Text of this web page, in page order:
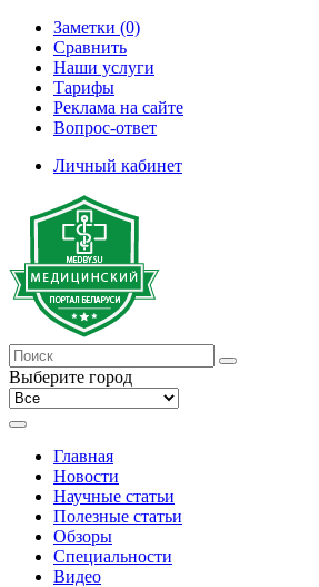
Заметки (0)
Сравнить
Наши услуги
Тарифы
Реклама на сайте
Вопрос-ответ
Личный кабинет
Выберите город
Главная
Новости
Научные статьи
Полезные статьи
Обзоры
Специальности
Видео